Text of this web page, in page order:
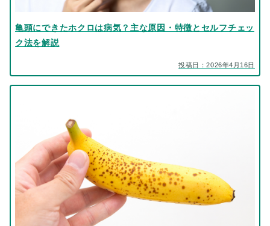
亀頭にできたホクロは病気？主な原因・特徴とセルフチェッ
ク法を解説
投稿日：2026年4月16日